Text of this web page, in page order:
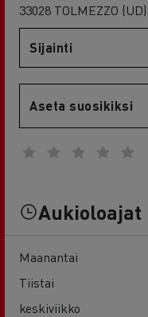
33028 TOLMEZZO (UD)
Sijainti
Aseta suosikiksi
Aukioloajat
Maanantai
Tiistai
keskiviikko